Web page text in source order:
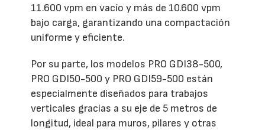
11.600 vpm en vacío y más de 10.600 vpm
bajo carga, garantizando una compactación
uniforme y eficiente.
Por su parte, los modelos PRO GDI38-500,
PRO GDI50-500 y PRO GDI59-500 están
especialmente diseñados para trabajos
verticales gracias a su eje de 5 metros de
longitud, ideal para muros, pilares y otras